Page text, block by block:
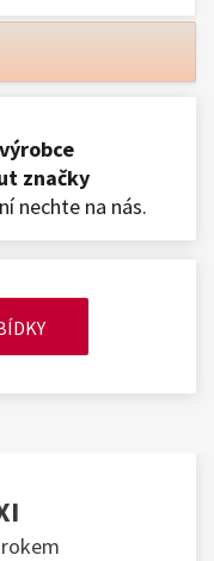
značky
nechte na nás.